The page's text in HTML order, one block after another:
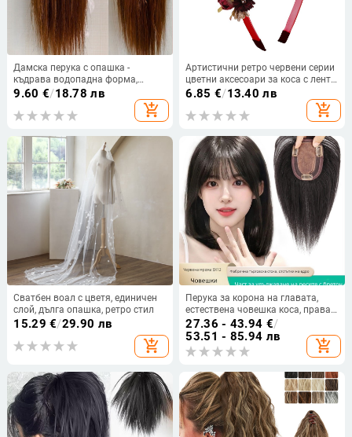
Дамска перука с опашка -
къдрава водопадна форма,
термоустойчива коса от тел, клип
за закрепване, не може да се
боядисва
9.60 €/18.78 лв
add_shopping_cart
Артистични ретро червени серии
цветни аксесоари за коса с лента
за глава
6.85 €/13.40 лв
add_shopping_cart
Сватбен воал с цветя, единичен
слой, дълга опашка, ретро стил
15.29 €/29.90 лв
add_shopping_cart
Перука за корона на главата,
естествена човешка коса, права,
може да се боядиса, механизъм
27.36 - 43.94 €/
53.51 - 85.94 лв
add_shopping_cart